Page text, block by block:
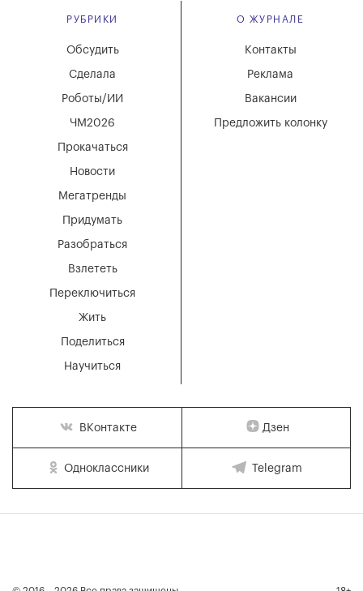
РУБРИКИ
Мегатренды
Придумать
Разобраться
Взлететь
Новости
Переключиться
Жить
Поделиться
Научиться
Обсудить
Сделала
Роботы/ИИ
ЧМ2026
Прокачаться
О ЖУРНАЛЕ
Вакансии
Реклама
Контакты
Предложить колонку
ВКонтакте Дзен
Одноклассники Telegram